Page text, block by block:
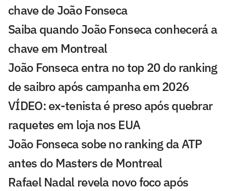
chave de João Fonseca
Saiba quando João Fonseca conhecerá a
chave em Montreal
João Fonseca entra no top 20 do ranking
de saibro após campanha em 2026
VÍDEO: ex-tenista é preso após quebrar
raquetes em loja nos EUA
João Fonseca sobe no ranking da ATP
antes do Masters de Montreal
Rafael Nadal revela novo foco após